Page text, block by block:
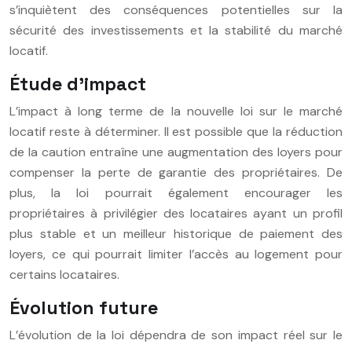
s’inquiètent des conséquences potentielles sur la
sécurité des investissements et la stabilité du marché
locatif.
Étude d’impact
L’impact à long terme de la nouvelle loi sur le marché
locatif reste à déterminer. Il est possible que la réduction
de la caution entraîne une augmentation des loyers pour
compenser la perte de garantie des propriétaires. De
plus, la loi pourrait également encourager les
propriétaires à privilégier des locataires ayant un profil
plus stable et un meilleur historique de paiement des
loyers, ce qui pourrait limiter l’accès au logement pour
certains locataires.
Évolution future
L’évolution de la loi dépendra de son impact réel sur le